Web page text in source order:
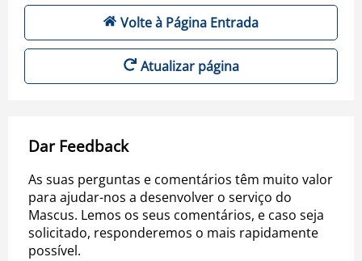
Volte à Página Entrada
Atualizar página
Dar Feedback
As suas perguntas e comentários têm muito valor
para ajudar-nos a desenvolver o serviço do
Mascus. Lemos os seus comentários, e caso seja
solicitado, responderemos o mais rapidamente
possível.